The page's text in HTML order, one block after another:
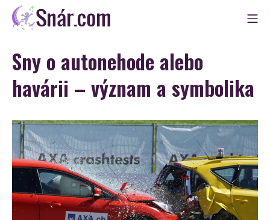
Skip
Snár
Sny o autonehode alebo
havárii – význam a symbolika